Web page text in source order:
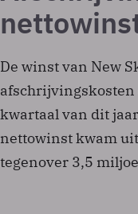
De winst van New
afschrijvingskosten
kwartaal van dit
nettowinst kwam
tegenover 3,5